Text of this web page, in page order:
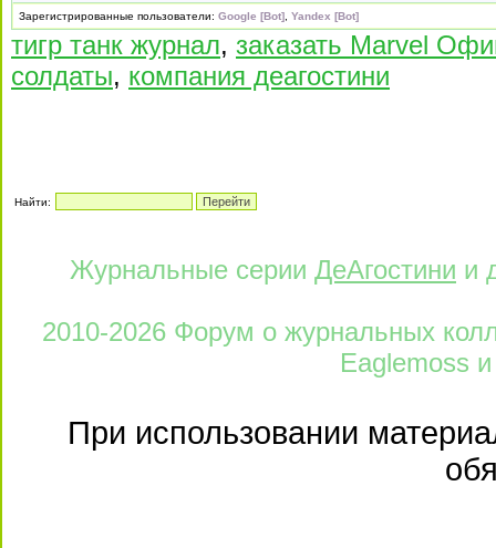
Зарегистрированные пользователи: Google [Bot] Yandex [Bot]
тигр танк журнал, заказать Marvel
солдаты, компания деагостини
Найти:
Журнальные серии ДеАгостини и
2010-2026 Форум о журнальных
Eaglemoss и
При использовании